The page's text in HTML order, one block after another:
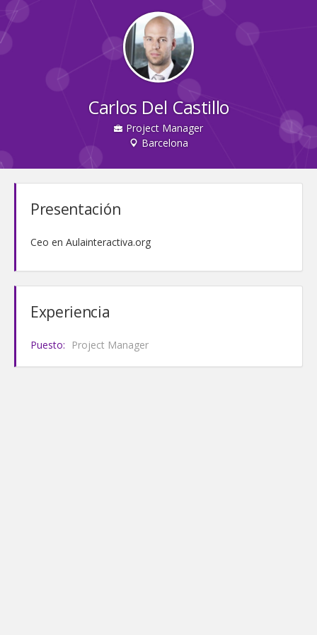
Carlos Del Castillo
Project Manager
Barcelona
Presentación
Ceo en Aulainteractiva.org
Experiencia
Puesto: Project Manager